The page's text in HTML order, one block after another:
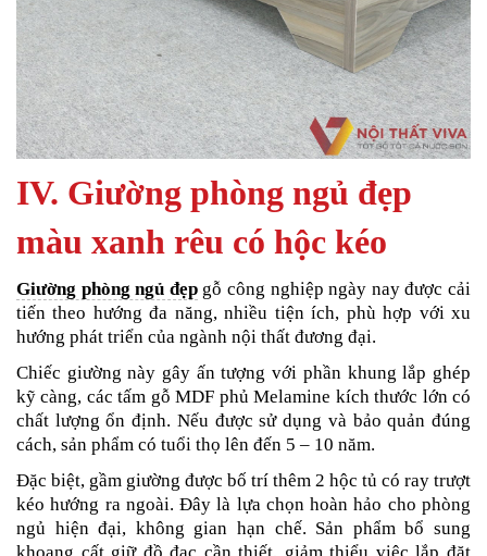
IV. Giường phòng ngủ đẹp
màu xanh rêu có hộc kéo
Giường phòng ngủ đẹpgỗ công nghiệp ngày nay được cải
tiến theo hướng đa năng, nhiều tiện ích, phù hợp với xu
hướng phát triển của ngành nội thất đương đại.
Chiếc giường này gây ấn tượng với phần khung lắp ghép
kỹ càng, các tấm gỗ MDF phủ Melamine kích thước lớn có
chất lượng ổn định. Nếu được sử dụng và bảo quản đúng
cách, sản phẩm có tuổi thọ lên đến 5 – 10 năm.
Đặc biệt, gầm giường được bố trí thêm 2 hộc tủ có ray trượt
kéo hướng ra ngoài. Đây là lựa chọn hoàn hảo cho phòng
ngủ hiện đại, không gian hạn chế. Sản phẩm bổ sung
khoang cất giữ đồ đạc cần thiết, giảm thiểu việc lắp đặt